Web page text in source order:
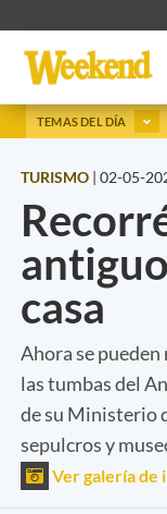
TEMAS DEL DÍA
TURISMO | 02-05-
casa
Ahora se pueden
las tumbas del
de su Ministerio
sepulcros y
Ver galería de